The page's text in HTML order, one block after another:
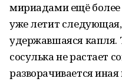
мириадами ещё более
уже летит
удержавшаяся капля.
сосулька не растает
разворачивается